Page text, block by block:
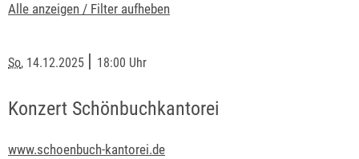
Alle anzeigen / Filter aufheben
So, 14.12.2025 | 18:00 Uhr
Konzert Schönbuchkantorei
www.schoenbuch-kantorei.de